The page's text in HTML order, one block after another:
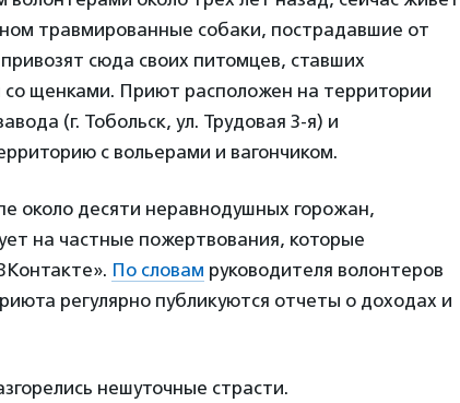
травмированные собаки, пострадавшие от
сюда своих питомцев, ставших
щенками. Приют расположен на территории
(г. Тобольск, ул. Трудовая 3-я) и
с вольерами и вагончиком.
около десяти неравнодушных горожан,
на частные пожертвования, которые
По словам руководителя волонтеров
регулярно публикуются отчеты о доходах и
нешуточные страсти.